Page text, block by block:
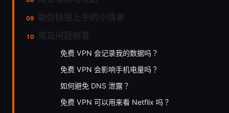
免费 VPN 会记录我的数据吗？
免费 VPN 会影响手机电量吗？
如何避免 DNS 泄露？
免费 VPN 可以用来看 Netflix 吗？